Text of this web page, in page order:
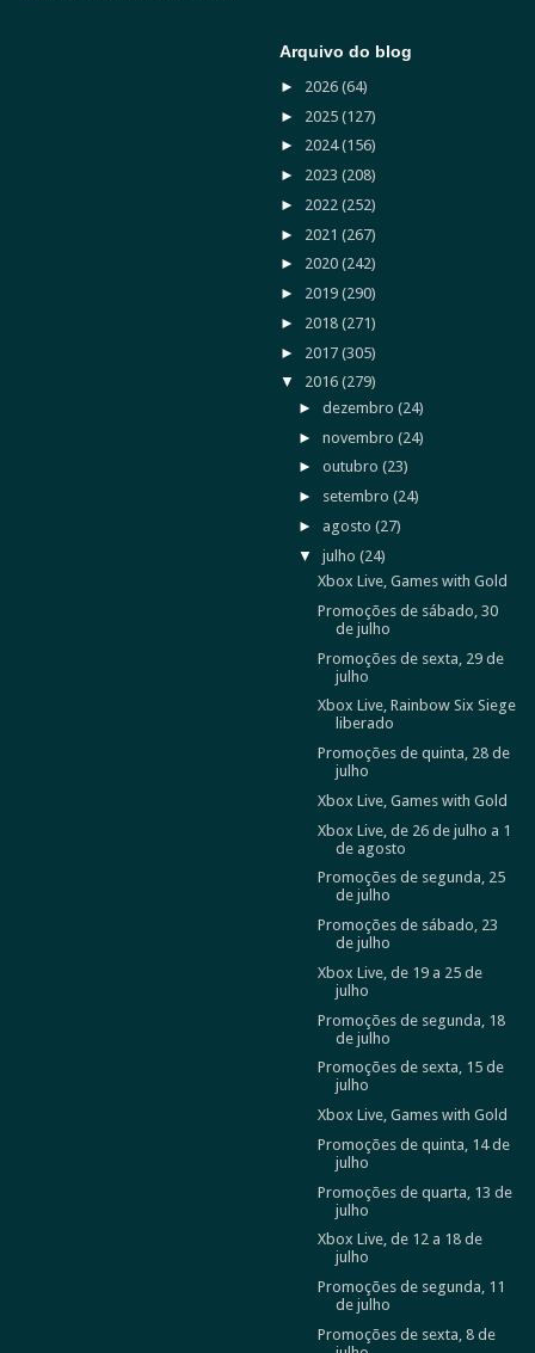
Arquivo do blog
► 2026 (64)
► 2025 (127)
► 2024(156)
► 2023 (208)
► 2022 (252)
► 2021 (267)
► 2020 (242)
► 2019 (290)
► 2018 (271)
► 2017 (305)
▼ 2016 (279)
►dezembro(24)
►novembro(24)
►outubro(23)
► setembro(24)
► agosto(27)
▼julho(24)
Xbox Live, Games with Gold
Promoções de sábado, 30
de julho
Promoções de sexta, 29 de
julho
Xbox Live, Rainbow Six Siege
liberado
Promoções de quinta, 28 de
julho
Xbox Live, Games with Gold
Xbox Live, de 26 de julho a 1
de agosto
Promoções de segunda, 25
de julho
Promoções de sábado, 23
de julho
Xbox Live, de 19 a 25 de
julho
Promoções de segunda, 18
de julho
Promoções de sexta, 15 de
julho
Xbox Live, Games with Gold
Promoções de quinta, 14 de
julho
Promoções de quarta, 13 de
julho
Xbox Live, de 12 a 18 de
julho
Promoções de segunda, 11
de julho
Promoções de sexta, 8 de